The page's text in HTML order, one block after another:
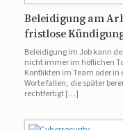
Beleidigung am
fristlose
Beleidigung im Job kann
nicht immer im höflichen
Konflikten im Team oder
Worte fallen, die später
rechtfertigt […]